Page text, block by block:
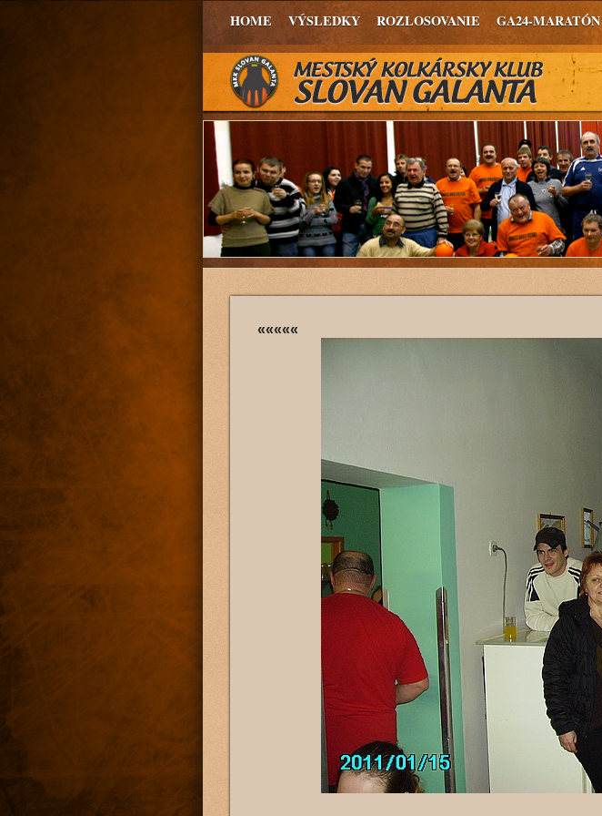
HOME VÝSLEDKY ROZLOSOVANIE GA24-MARATÓN
«««««